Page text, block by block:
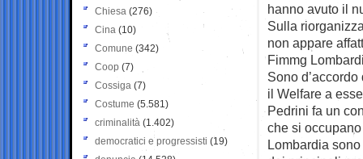
hanno avuto il
Sulla
non appare
Fimmg
Sono
il Welfare a
Pedrini fa un
che si
Lombardia
Chiesa (276)
Cina (10)
Comune (342)
Coop (7)
Cossiga (7)
Costume (5.581)
criminalità (1.402)
democratici e progressisti (19)